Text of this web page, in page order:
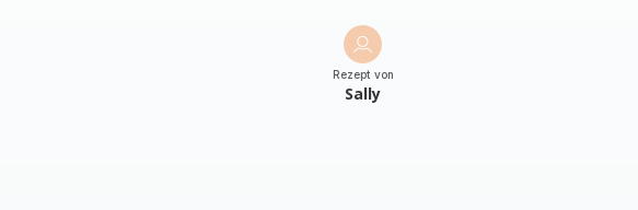
Rezept von
Sally